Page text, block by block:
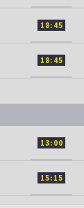
18:45
18:45
13:00
15:15